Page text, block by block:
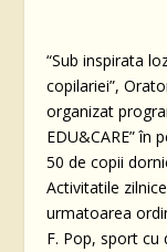
“Sub inspirata
copilariei”,
organizat
EDU&CARE” în
50 de copii
Activitatile
urmatoarea
F. Pop, sport cu